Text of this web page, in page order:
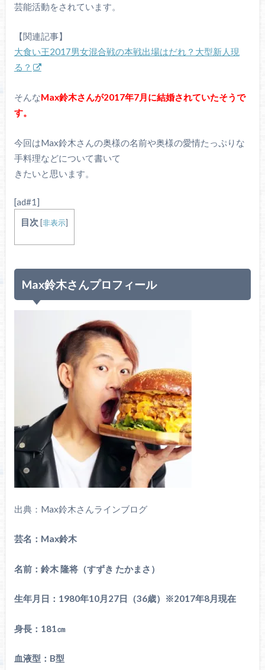
芸能活動をされています。
【関連記事】
大食い王2017男女混合戦の本戦出場はだれ？大型新人現
る？
そんなMax鈴木さんが2017年7月に結婚されていたそうで
す。
今回はMax鈴木さんの奥様の名前や奥様の愛情たっぷりな
手料理などについて書いて
きたいと思います。
[ad#1]
目次 [非表示]
Max鈴木さんプロフィール
出典：Max鈴木さんラインブログ
芸名：Max鈴木
名前：鈴木 隆将（すずき たかまさ）
生年月日：1980年10月27日（36歳）※2017年8月現在
身長：181㎝
血液型：B型